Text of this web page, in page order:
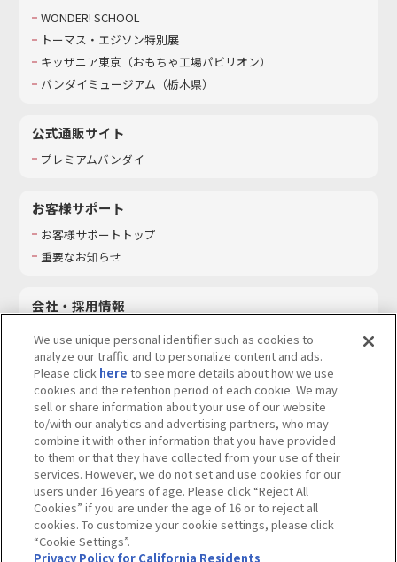
WONDER! SCHOOL
トーマス・エジソン特別展
キッザニア東京（おもちゃ工場パビリオン）​
バンダイミュージアム（栃木県）
公式通販サイト
プレミアムバンダイ
お客様サポート
お客様サポートトップ
重要なお知らせ
会社・採用情報
採用情報
サステナビリティ
お問い合わせ
ウェブサイトご利用条件 ソーシャルメディアポリシー
個人情報及び特定個人情報等の取り扱いに関する保護方針
Do Not Sell or Share My Personal Information著作権・商標について
カスタマーハラスメントに対する基本的な対応方針
We use unique personal identifier such as cookies to
analyze our traffic and to personalize content and ads.
Please click here to see more details about how we use
cookies and the retention period of each cookie. We may
sell or share information about your use of our website
to/with our analytics and advertising partners, who may
combine it with other information that you have provided
to them or that they have collected from your use of their
services. However, we do not set and use cookies for our
users under 16 years of age. Please click “Reject All
Cookies” if you are under the age of 16 or to reject all
cookies. To customize your cookie settings, please click
“Cookie Settings”.
Privacy Policy for California Residents